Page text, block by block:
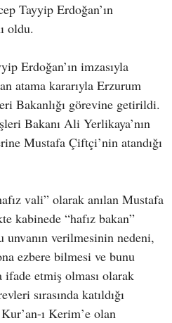
Tayyip Erdoğan’ın
oldu.
Erdoğan’ın imzasıyla
atama kararıyla Erzurum
Bakanlığı görevine getirildi.
Bakanı Ali Yerlikaya’nın
Mustafa Çiftçi’nin atandığı
vali” olarak anılan Mustafa
kabinede “hafız bakan”
unvanın verilmesinin nedeni,
ezbere bilmesi ve bunu
etmiş olması olarak
sırasında katıldığı
ı Kerim’e olan